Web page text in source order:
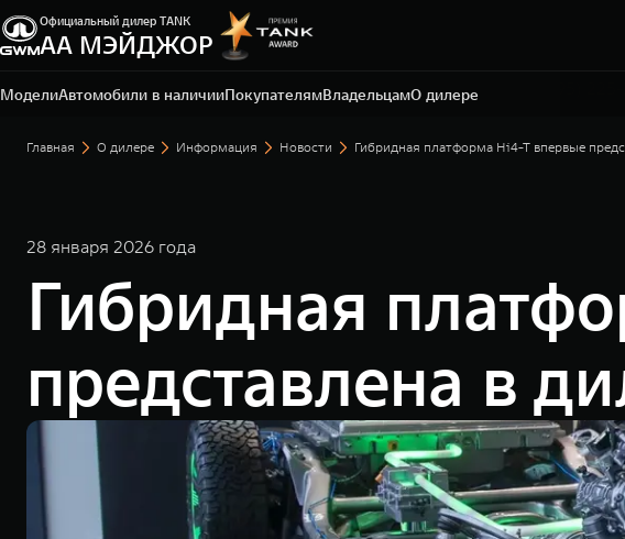
Официальный дилер TANK
АА МЭЙДЖОР
МоделиАвтомобили в наличииПокупателямВладельцамО дилере
Москва, Новорижское шоссе, 9 км от МКАД
+7 (495) 225-15-75
Москва, 47
Главная О дилере Информация Новости Гибридная платформа Hi4-T впервые
28 января 2026 года
Гибридная
представлена в